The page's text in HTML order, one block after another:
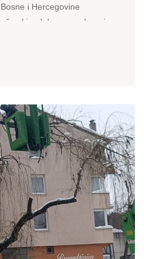
i Hercegovine
dekorom, ruhom i